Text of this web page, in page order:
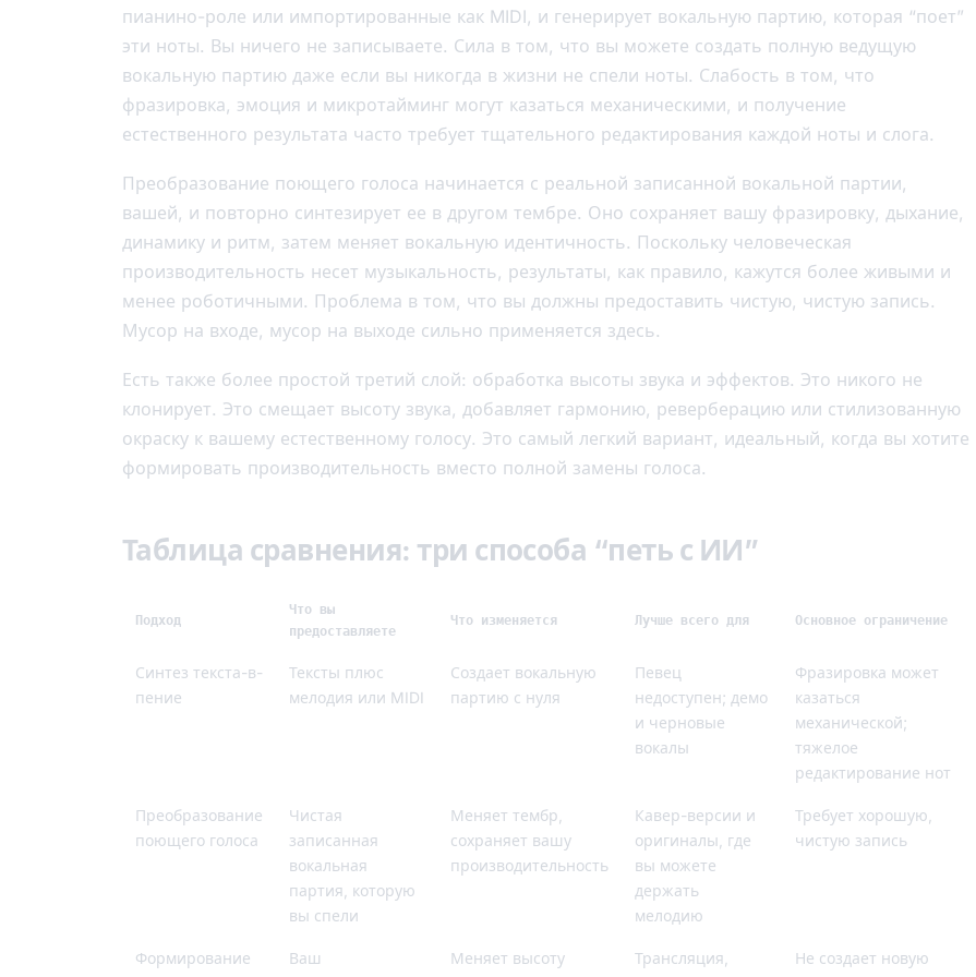
пианино-роле или импортированные как MIDI, и генерирует вокальную партию, которая “поет”
эти ноты. Вы ничего не записываете. Сила в том, что вы можете создать полную ведущую
вокальную партию даже если вы никогда в жизни не спели ноты. Слабость в том, что
фразировка, эмоция и микротайминг могут казаться механическими, и получение
естественного результата часто требует тщательного редактирования каждой ноты и слога.
Преобразование поющего голоса начинается с реальной записанной вокальной партии,
вашей, и повторно синтезирует ее в другом тембре. Оно сохраняет вашу фразировку, дыхание,
динамику и ритм, затем меняет вокальную идентичность. Поскольку человеческая
производительность несет музыкальность, результаты, как правило, кажутся более живыми и
менее роботичными. Проблема в том, что вы должны предоставить чистую, чистую запись.
Мусор на входе, мусор на выходе сильно применяется здесь.
Есть также более простой третий слой: обработка высоты звука и эффектов. Это никого не
клонирует. Это смещает высоту звука, добавляет гармонию, реверберацию или стилизованную
окраску к вашему естественному голосу. Это самый легкий вариант, идеальный, когда вы хотите
формировать производительность вместо полной замены голоса.
Таблица сравнения: три способа “петь с ИИ”
Подход
Что вы
предоставляете
Что изменяется Лучше всего для Основное ограничение
Синтез текста-в-
пение
Тексты плюс
мелодия или MIDI
Создает вокальную
партию с нуля
Певец
недоступен; демо
и черновые
вокалы
Фразировка может
казаться
механической;
тяжелое
редактирование нот
Преобразование
поющего голоса
Чистая
записанная
вокальная
партия, которую
вы спели
Меняет тембр,
сохраняет вашу
производительность
Кавер-версии и
оригиналы, где
вы можете
держать
мелодию
Требует хорошую,
чистую запись
Формирование
Ваш
Меняет высоту
Трансляция,
Не создает новую